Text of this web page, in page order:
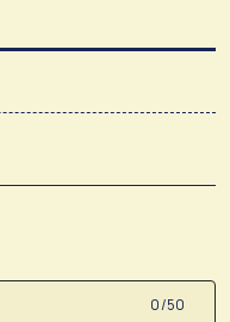
0 /50